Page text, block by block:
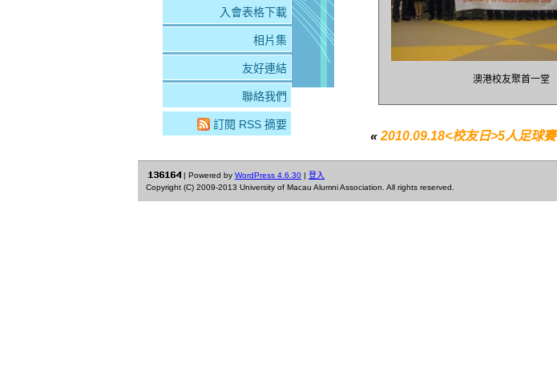
澳港校友聚首一堂
« 2010.09.18<校友日>5人足球賽
入會表格下載
相片集
友好連結
聯絡我們
訂閱 RSS 摘要
| Powered by WordPress 4.6.30 | 登入
Copyright (C) 2009-2013 University of Macau Alumni Association. All rights reserved.